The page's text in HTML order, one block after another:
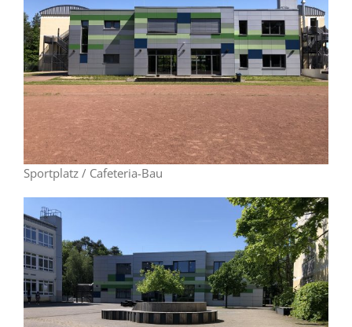
Sportplatz / Cafeteria-Bau